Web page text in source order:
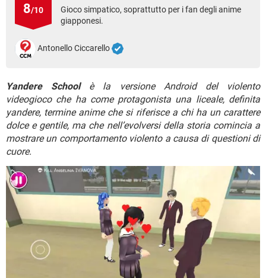
TIKTOK
HARDWARE
8/10
Gioco simpatico, soprattutto per i fan degli anime
giapponesi.
Antonello Ciccarello
Yandere Schoolè la versione Android del violento
videogioco che ha come protagonista una liceale, definita
yandere, termine anime che si riferisce a chi ha un carattere
dolce e gentile, ma che nell’evolversi della storia comincia a
mostrare un comportamento violento a causa di questioni di
cuore.